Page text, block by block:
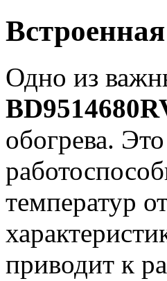
Одно из
обогрева.
температур
приводит к